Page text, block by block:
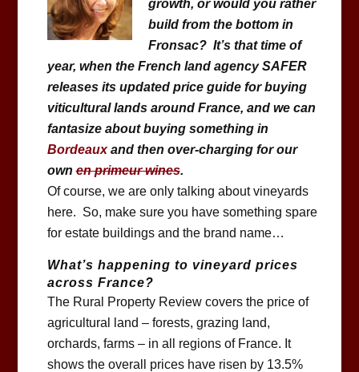
growth, or would you rather
build from the bottom in
Fronsac? It’s that time of
year, when the French land agency SAFER
releases its updated price guide for buying
viticultural lands around France, and we can
fantasize about buying something in
Bordeauxand then over-charging for our
ownen primeur wines.
Of course, we are only talking about vineyards
here. So, make sure you have something spare
for estate buildings and the brand name…
What’s happening to vineyard prices
across France?
The Rural Property Review covers the price of
agricultural land – forests, grazing land,
orchards, farms – in all regions of France. It
shows the overall prices have risen by 13.5%